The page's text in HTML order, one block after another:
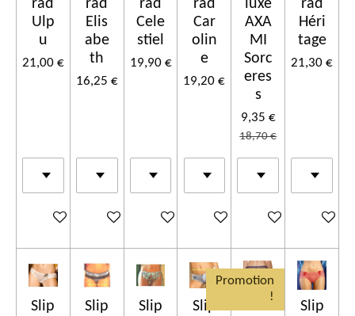
rad
Ulp
u
21,00 €
Ajouter au panier
rad
Elis
abe
th
16,25 €
Ajouter au panier
rad
Cele
stiel
19,90 €
Ajouter au panier
rad
Car
olin
e
19,20 €
Ajouter au panier
luxe
AXA
MI
Sorc
eres
s
9,35 €
18,70 €
Ajouter au panier
rad
Héri
tage
21,30 €
Ajouter
Slip
Slip
Slip
Slip
Promotion
!
PRO
Slip